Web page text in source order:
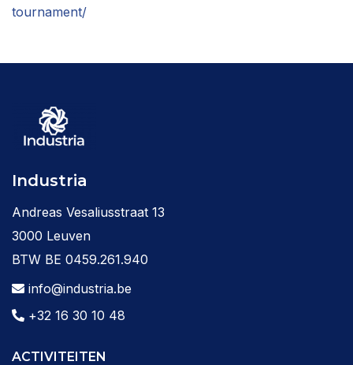
tournament/
Industria
Andreas Vesaliusstraat 13
3000 Leuven
BTW BE 0459.261.940
info@industria.be
+32 16 30 10 48
ACTIVITEITEN